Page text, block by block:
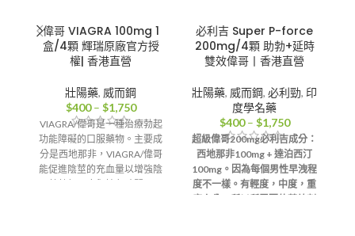
偉哥 VIAGRA 100mg 1
盒/4顆 輝瑞原廠官方授
權| 香港直營
壯陽藥, 威而鋼
$400 – $1,750價
格
範
圍：
$400
到
VIAGRA/偉哥是一種治療勃起
功能障礙的口服藥物。主要成
分是西地那非，VIAGRA/偉哥
能促進陰莖的充血量以增強陰
必利吉 Super P-force
200mg/4顆 助勃+延時
雙效偉哥丨香港直營
壯陽藥, 威而鋼, 必利勁, 印
度學名藥
$400 – $1,750價
格
範
圍：
$400
到
超級偉哥200mg必利吉成分：
西地那非100mg + 達泊西汀
100mg。因為每個男性早洩程
度不一樣。有輕度，中度，重